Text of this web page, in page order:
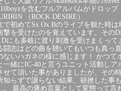
を含むフルアルバムがドロップ
（ROCK DESIRE）
で初めてSx Ox Bのライブを観た時は
撃を受けたのを覚えています。その
にも多岐に渡り刺激を受けまくって
闘志はどの曲を聴いてもいつも真っ
ないハガネの様に感じます！ かつて
一緒にIC-40と言うユニット活動しア
せて頂いた事がありましたが、その
知らずで譲らない結果、頓挫した事
最高の褒め言葉として変態って言